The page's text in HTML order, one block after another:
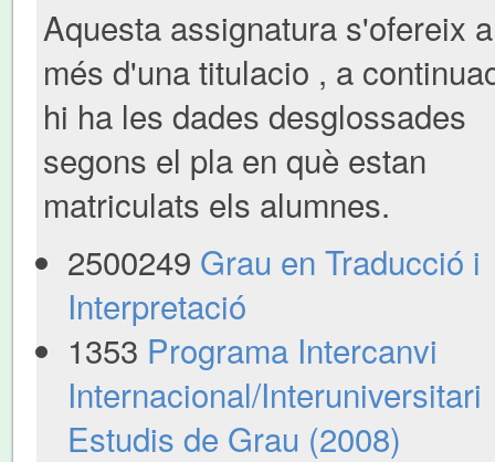
Aquesta assignatura s'ofereix a
més d'una titulacio , a
hi ha les dades desglossades
segons el pla en què estan
matriculats els alumnes.
2500249 Grau en Traducció i
Interpretació
1353 Programa Intercanvi
Internacional/Interuniversitari
Estudis de Grau (2008)